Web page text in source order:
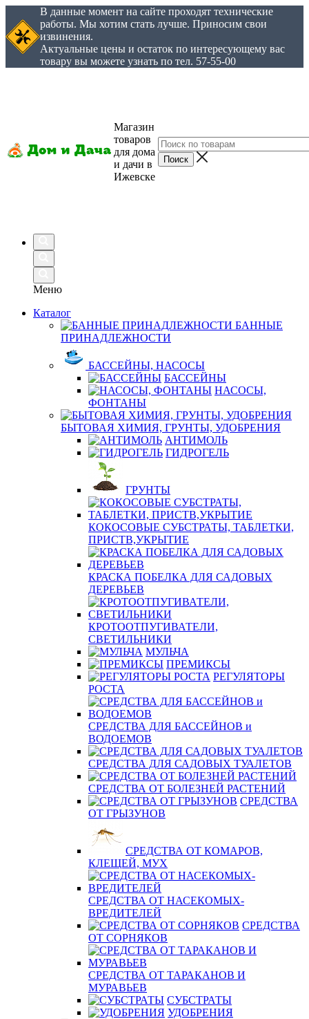
В данные момент на сайте проходят технические
работы. Мы хотим стать лучше. Приносим свои
извинения.
Актуальные цены и остаток по интересующему вас
товару вы можете узнать по тел. 57-55-00
Магазин
товаров
для дома
и дачи в
Ижевске
Меню
Каталог
БАННЫЕ
ПРИНАДЛЕЖНОСТИ
БАССЕЙНЫ, НАСОСЫ
БАССЕЙНЫ
НАСОСЫ,
ФОНТАНЫ
БЫТОВАЯ ХИМИЯ, ГРУНТЫ, УДОБРЕНИЯ
АНТИМОЛЬ
ГИДРОГЕЛЬ
ГРУНТЫ
КОКОСОВЫЕ СУБСТРАТЫ, ТАБЛЕТКИ,
ПРИСТВ,УКРЫТИЕ
КРАСКА ПОБЕЛКА ДЛЯ САДОВЫХ
ДЕРЕВЬЕВ
КРОТООТПУГИВАТЕЛИ,
СВЕТИЛЬНИКИ
МУЛЬЧА
ПРЕМИКСЫ
РЕГУЛЯТОРЫ
РОСТА
СРЕДСТВА ДЛЯ БАССЕЙНОВ и
ВОДОЕМОВ
СРЕДСТВА ДЛЯ САДОВЫХ ТУАЛЕТОВ
СРЕДСТВА ОТ БОЛЕЗНЕЙ РАСТЕНИЙ
СРЕДСТВА
ОТ ГРЫЗУНОВ
СРЕДСТВА ОТ КОМАРОВ,
КЛЕЩЕЙ, МУХ
СРЕДСТВА ОТ НАСЕКОМЫХ-
ВРЕДИТЕЛЕЙ
СРЕДСТВА
ОТ СОРНЯКОВ
СРЕДСТВА ОТ ТАРАКАНОВ И
МУРАВЬЕВ
СУБСТРАТЫ
УДОБРЕНИЯ